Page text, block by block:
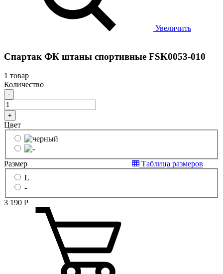
Увеличить
Спартак ФК штаны спортивные FSK0053-010
1 товар
Количество
-
+
Цвет
Размер
Таблица размеров
L
-
3 190 Р